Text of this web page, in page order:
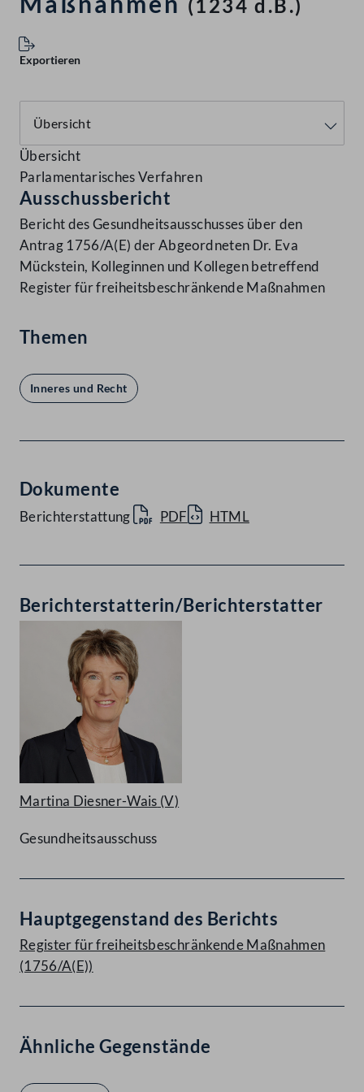
(1234 d.B.)
Exportieren
Übersicht
Parlamentarisches Verfahren
Ausschussbericht
Bericht des Gesundheitsausschusses über den
Antrag 1756/A(E) der Abgeordneten Dr. Eva
Mückstein, Kolleginnen und Kollegen betreffend
Register für freiheitsbeschränkende Maßnahmen
Themen
Inneres und Recht
Dokumente
Berichterstattung PDF HTML
Berichterstatterin/Berichterstatter
Martina Diesner-Wais (V)
Gesundheitsausschuss
Hauptgegenstand des Berichts
Register für freiheitsbeschränkende Maßnahmen
(1756/A(E))
Ähnliche Gegenstände